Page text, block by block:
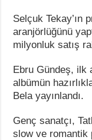
Selçuk Tekay’ın
aranjörlüğünü
milyonluk satış
Ebru Gündeş, ilk
albümün
Bela yayınlandı.
Genç sanatçı,
slow ve romantik